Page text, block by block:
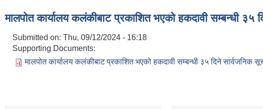
मालपोत कार्यालय कलंकीबाट प्रकाशित भएको हकदावी सम्बन्धी ३५
Submitted on: Thu, 09/12/2024 - 16:18
Supporting Documents:
मालपोत कार्यालय कलंकीबाट प्रकाशित भएको हकदावी सम्बन्धी ३५ दिने सार्वजनिक